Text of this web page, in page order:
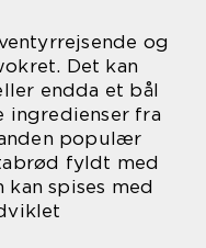
og
Det kan
endda et bål
ingredienser fra
populær
fyldt med
spises med